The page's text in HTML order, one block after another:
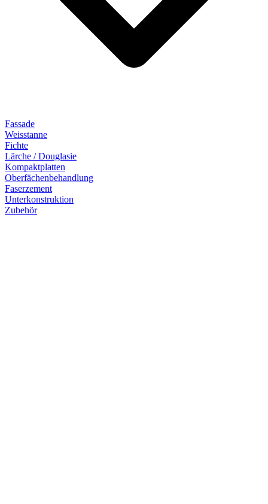
Fassade
Weisstanne
Fichte
Lärche / Douglasie
Kompaktplatten
Oberfächenbehandlung
Faserzement
Unterkonstruktion
Zubehör